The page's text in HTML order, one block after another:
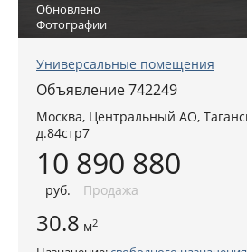
Обновлено
Фотографии
Универсальные помещения
Объявление 742249
Москва, Центральный АО,
д.84стр7
10 890 880
руб. Продажа
30.8 м2